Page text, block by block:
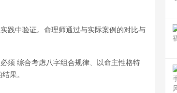
践中验证。命理师通过与实际案例的对比与
须 综合考虑八字组合规律、以命主性格特
果。